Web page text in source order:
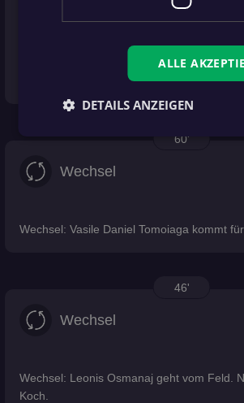
Gelbe Karte
Gelbe Karte für Brandon Laski.
60'
Wechsel
Wechsel: Vasile Daniel Tomoiaga kommt
46'
Wechsel
Wechsel: Leonis Osmanaj geht vom Feld.
Koch.
ALLE
DETAILS ANZEIGEN